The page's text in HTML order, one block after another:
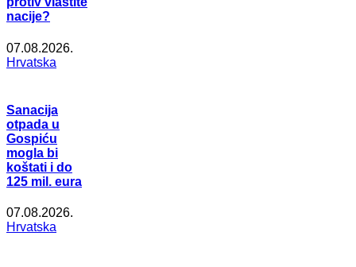
nacije?
07.08.2026.
Hrvatska
Sanacija
otpada u
Gospiću
mogla bi
koštati i do
125 mil. eura
07.08.2026.
Hrvatska